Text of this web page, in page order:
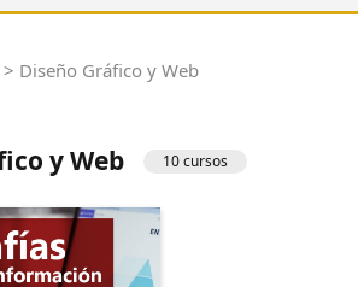
> Diseño Gráfico y Web
y Web 10 cursos